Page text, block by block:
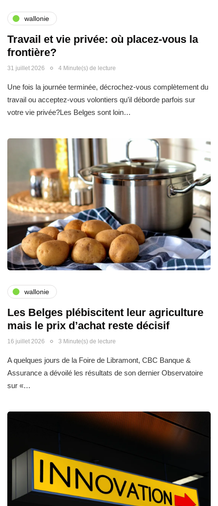
wallonie
Travail et vie privée: où placez-vous la
frontière?
31 juillet 2026 4 Minute(s) de lecture
Une fois la journée terminée, décrochez-vous complètement du
travail ou acceptez-vous volontiers qu’il déborde parfois sur
votre vie privée?Les Belges sont loin…
wallonie
Les Belges plébiscitent leur agriculture
mais le prix d’achat reste décisif
16 juillet 2026 3 Minute(s) de lecture
A quelques jours de la Foire de Libramont, CBC Banque &
Assurance a dévoilé les résultats de son dernier Observatoire
sur «…